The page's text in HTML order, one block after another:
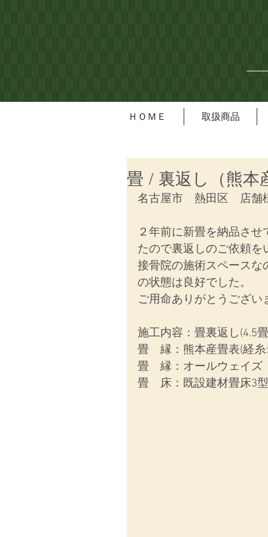
ＨＯＭＥ 取扱商品
畳 / 裏返し（熊本
名古屋市　熱田区　店舗
２年前に新畳を納品さ
たので裏返しのご依頼を
接骨院の施術スペースな
の状態は良好でした。
ご用命ありがとうござい
施工内容： 畳裏返し(4.5
畳　縁：熊本産畳表(経
畳　縁：オールウェイズ
畳　床：既設建材畳床3